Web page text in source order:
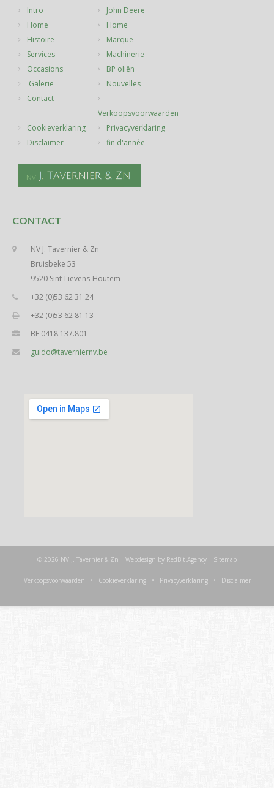
Intro
John Deere
Home
Home
Histoire
Marque
Services
Machinerie
Occasions
BP oliën
Galerie
Nouvelles
Contact
Verkoopsvoorwaarden
Cookieverklaring
Privacyverklaring
Disclaimer
fin d'année
CONTACT
NV J. Tavernier & Zn
Bruisbeke 53
9520 Sint-Lievens-Houtem
+32 (0)53 62 31 24
+32 (0)53 62 81 13
BE 0418.137.801
guido@taverniernv.be
© 2026 NV J. Tavernier & Zn | Webdesign by RedBit.Agency | Sitemap
Verkoopsvoorwaarden • Cookieverklaring• Privacyverklaring• Disclaimer